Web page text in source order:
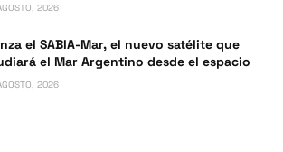
2026
el SABIA-Mar, el nuevo satélite que
el Mar Argentino desde el espacio
2026